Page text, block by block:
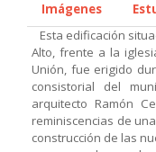
Imágenes
Esta edificación
Alto, frente a la
Unión, fue erigido
consistorial del
arquitecto Ramón
reminiscencias de
construcción de las